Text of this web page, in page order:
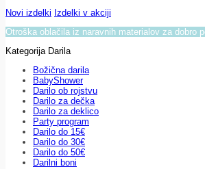
Novi izdelki Izdelki v akciji
Otroška oblačila iz naravnih materialov za dobro
Kategorija Darila
Božična darila
BabyShower
Darilo ob rojstvu
Darilo za dečka
Darilo za deklico
Party program
Darilo do 15€
Darilo do 30€
Darilo do 50€
Darilni boni